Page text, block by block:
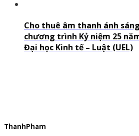
Cho thuê âm thanh ánh
chương trình Kỷ niệm 25
Đại học Kinh tế – Luật (UEL)
ThanhPham